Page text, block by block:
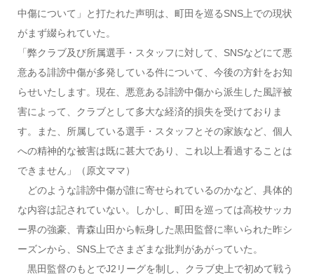
中傷について」と打たれた声明は、町田を巡るSNS上での現状
がまず綴られていた。
「弊クラブ及び所属選手・スタッフに対して、SNSなどにて悪
意ある誹謗中傷が多発している件について、今後の方針をお知
らせいたします。現在、悪意ある誹謗中傷から派生した風評被
害によって、クラブとして多大な経済的損失を受けておりま
す。また、所属している選手・スタッフとその家族など、個人
への精神的な被害は既に甚大であり、これ以上看過することは
できません」（原文ママ）
どのような誹謗中傷が誰に寄せられているのかなど、具体的
な内容は記されていない。しかし、町田を巡っては高校サッカ
ー界の強豪、青森山田から転身した黒田監督に率いられた昨シ
ーズンから、SNS上でさまざまな批判があがっていた。
黒田監督のもとでJ2リーグを制し、クラブ史上で初めて戦う